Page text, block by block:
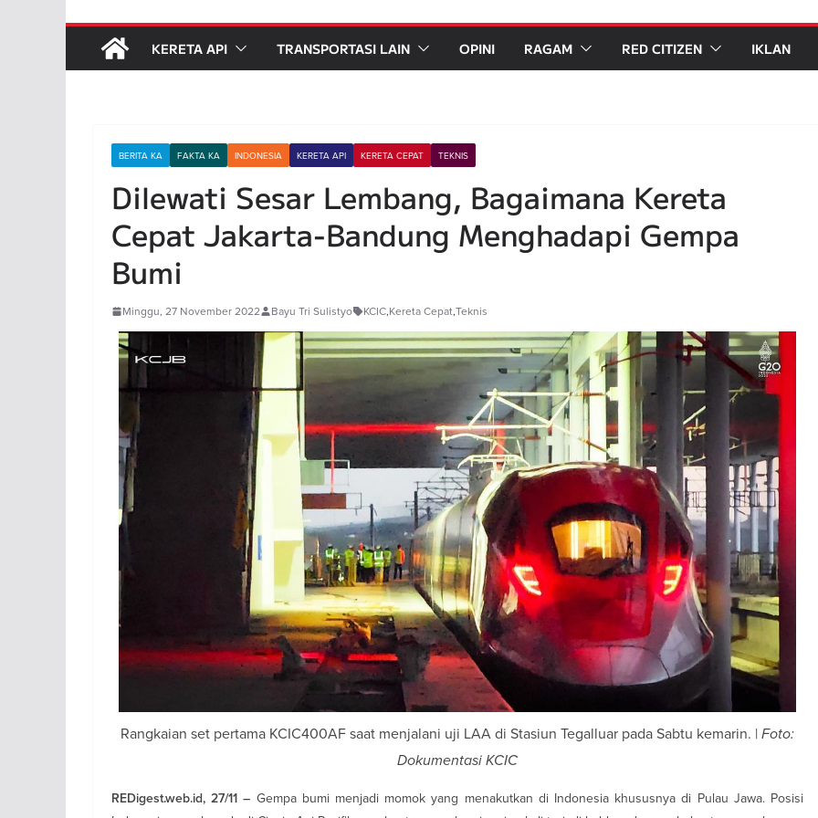
KERETA API TRANSPORTASI LAIN OPINI RAGAM RED CITIZEN IKLAN
BERITA KA FAKTA KA INDONESIA KERETA API KERETA CEPAT TEKNIS
Dilewati Sesar Lembang, Bagaimana Kereta
Cepat Jakarta-Bandung Menghadapi Gempa
Bumi
Minggu, 27 November 2022 Bayu Tri Sulistyo KCIC,Kereta Cepat,Teknis
Rangkaian set pertama KCIC400AF saat menjalani uji LAA di Stasiun Tegalluar pada Sabtu kemarin. | Foto:
Dokumentasi KCIC
REDigest.web.id, 27/11 – Gempa bumi menjadi momok yang menakutkan di Indonesia khususnya di Pulau Jawa. Posisi